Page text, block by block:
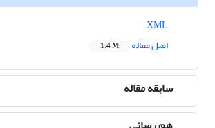
اصل مقاله
1.4 M
سابقه مقاله